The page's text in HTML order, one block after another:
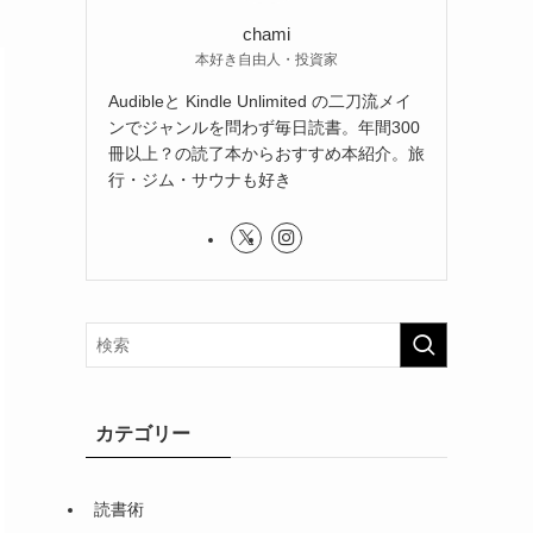
chami
本好き自由人・投資家
Audibleと Kindle Unlimited の二刀流メイ
ンでジャンルを問わず毎日読書。年間300
冊以上？の読了本からおすすめ本紹介。旅
行・ジム・サウナも好き
カテゴリー
読書術